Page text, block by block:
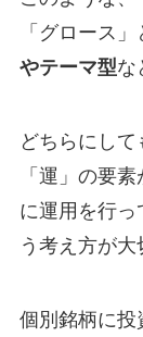
「グロース
やテーマ型な
どちらにし
「運」の要
に運用を行っ
う考え方が大
個別銘柄に投